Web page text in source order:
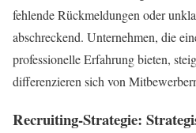
fehlende Rückmeldungen oder
abschreckend. Unternehmen, die
professionelle Erfahrung bieten,
differenzieren sich von
Recruiting-Strategie: